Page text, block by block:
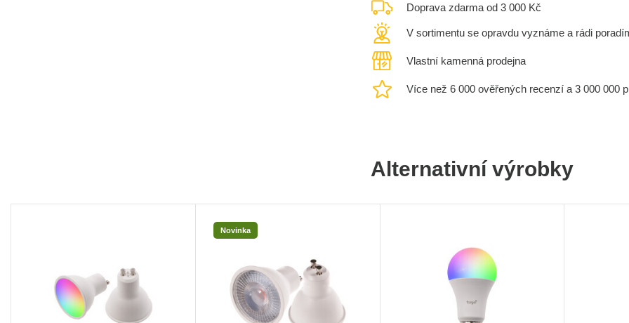
Doprava zdarma od 3 000 Kč
V sortimentu se opravdu vyznáme a rádi
Vlastní kamenná prodejna
Více než 6 000 ověřených recenzí a 3 000 000
Alternativní výrobky
Novinka